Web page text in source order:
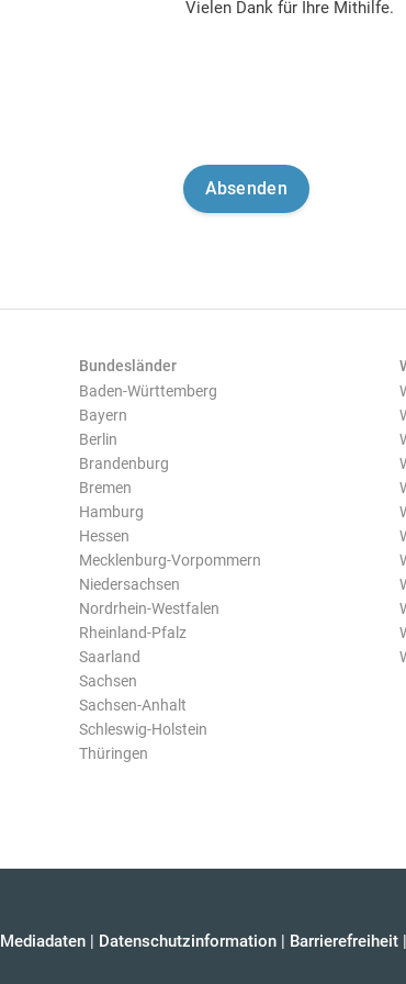
Vielen Dank für Ihre Mithilfe.
Bundesländer
Baden-Württemberg
Bayern
Berlin
Brandenburg
Bremen
Hamburg
Hessen
Mecklenburg-Vorpommern
Niedersachsen
Nordrhein-Westfalen
Rheinland-Pfalz
Saarland
Sachsen
Sachsen-Anhalt
Schleswig-Holstein
Thüringen
Mediadaten | Datenschutzinformation | Barrierefreiheit |